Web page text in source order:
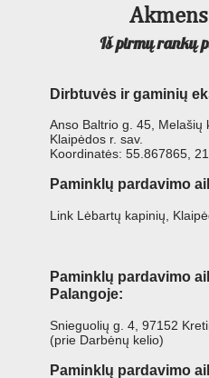
Iš pirmų rankų
Dirbtuvės ir gaminių
Anso Baltrio g. 45, Melašių
Klaipėdos r. sav.
Koordinatės: 55.867865,
Paminklų pardavimo
Link Lėbartų kapinių,
Paminklų pardavimo
Palangoje:
Snieguolių g. 4, 97152
(prie Darbėnų kelio)
Paminklų pardavimo